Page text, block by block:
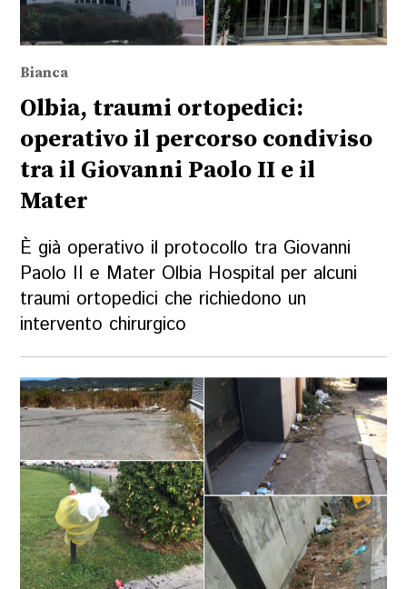
Bianca
Olbia, traumi ortopedici:
operativo il percorso condiviso
tra il Giovanni Paolo II e il
Mater
È già operativo il protocollo tra Giovanni
Paolo II e Mater Olbia Hospital per alcuni
traumi ortopedici che richiedono un
intervento chirurgico